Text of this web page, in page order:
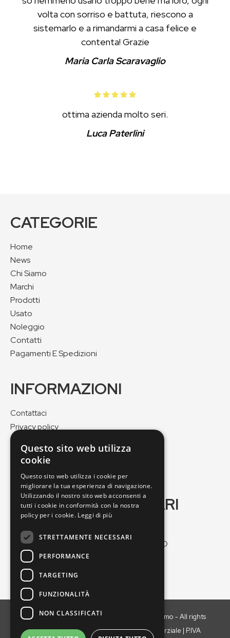
volta con sorriso e battuta, riescono a
sistemarlo e a rimandarmi a casa felice e
contenta! Grazie
Maria Carla Scaravaglio
ottima azienda molto seri.
Luca Paterlini
CATEGORIE
Home
News
Chi Siamo
Marchi
Prodotti
Usato
Noleggio
Contatti
Pagamenti E Spedizioni
INFORMAZIONI
Contattaci
Privacy policy
Cookie policy
Pagamenti e spedizioni
GEO VERDE DI SOGARI
MASSIMO
Via Nuova Ponente, 25/2, 41012 Carpi MO
Tel: 059664547
Email:geoverde@geoverde.it
Copyright © 2021 GEO VERDE di Sogari Massimo - All rights
reserved. È vietata la riproduzione anche parziale | P.IVA
Questo sito web utilizza
cookie
Questo sito web utilizza i cookie per
migliorare la tua esperienza di navigazione.
Utilizzando il nostro sito web acconsenti a
tutti i cookie in conformità con la nostra
policy per i cookie. Leggi di più
STRETTAMENTE NECESSARI
PERFORMANCE
TARGETING
FUNZIONALITÀ
NON CLASSIFICATI